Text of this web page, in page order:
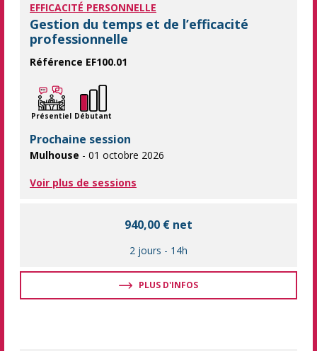
EFFICACITÉ PERSONNELLE
Gestion du temps et de l’efficacité
professionnelle
Référence EF100.01
Apporter de l'organisation à son quotidien pour ne plus être
Présentiel Débutant
Prochaine session
Mulhouse - 01 octobre 2026
Voir plus de sessions
940,00 € net
2 jours - 14h
PLUS D'INFOS